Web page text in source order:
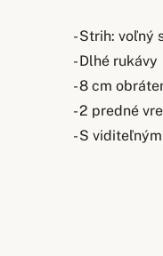
- Strih: voľný
- Dlhé rukávy
- 8 cm
- 2 predné
- S